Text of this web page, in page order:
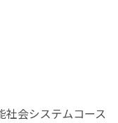
社会システムコース